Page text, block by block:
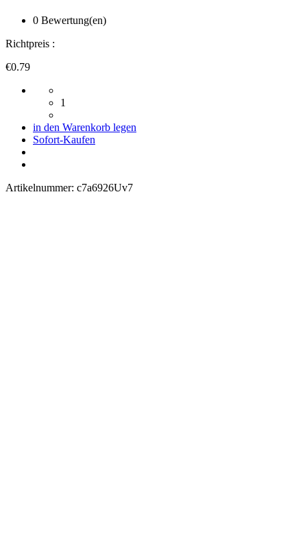
0 Bewertung(en)
Richtpreis :
€0.79
1
in den Warenkorb legen
Sofort-Kaufen
Artikelnummer: c7a6926Uv7